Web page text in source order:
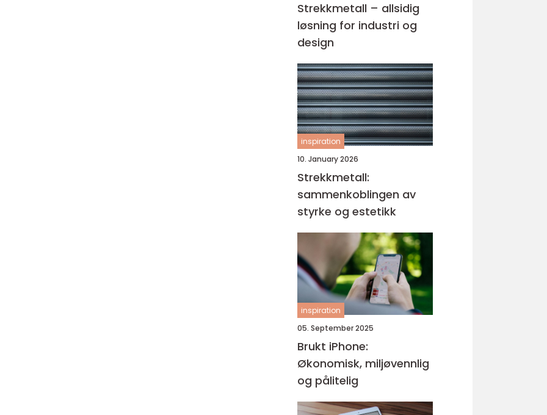
Strekkmetall – allsidig
løsning for industri og
design
inspiration
10. January 2026
Strekkmetall:
sammenkoblingen av
styrke og estetikk
inspiration
05. September 2025
Brukt iPhone:
Økonomisk, miljøvennlig
og pålitelig